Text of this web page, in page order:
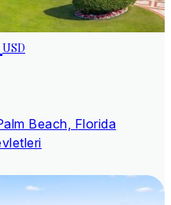
USD
Beach, Florida